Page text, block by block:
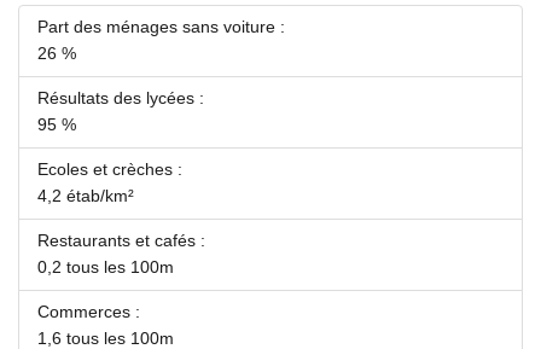
Part des ménages sans voiture :
26 %
Résultats des lycées :
95 %
Ecoles et crèches :
4,2 étab/km²
Restaurants et cafés :
0,2 tous les 100m
Commerces :
1,6 tous les 100m